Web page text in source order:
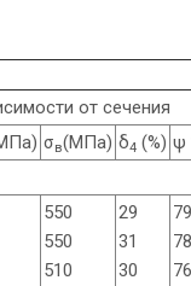
от сечения
σв(МПа) δ4 (%) ψ
550
550
510
29
31
30
79
78
76